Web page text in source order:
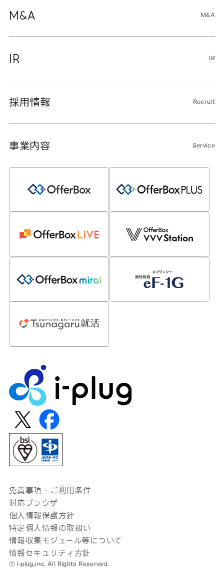
M&A M&A
IR IR
採用情報 Recruit
事業内容 Service
免責事項・ご利用条件
対応ブラウザ
個人情報保護方針
特定個人情報の取扱い
情報収集モジュール等について
情報セキュリティ方針
ⓒ i-plug,inc. All Rights Reserved.